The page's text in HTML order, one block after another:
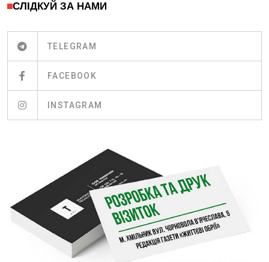
СЛІДКУЙ ЗА НАМИ
TELEGRAM
FACEBOOK
INSTAGRAM